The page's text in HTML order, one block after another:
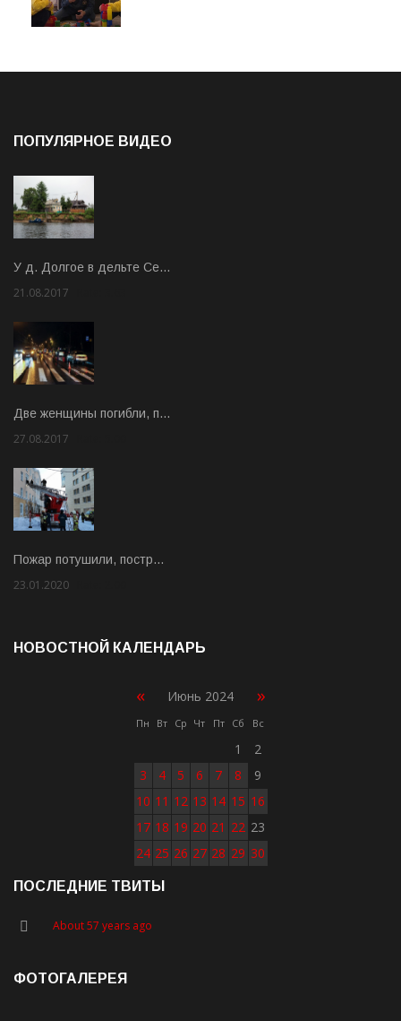
ПОПУЛЯРНОЕ ВИДЕО
У д. Долгое в дельте Се…
21.08.2017
Две женщины погибли, п…
27.08.2017
Пожар потушили, постр…
23.01.2020
НОВОСТНОЙ КАЛЕНДАРЬ
« Июнь 2024 »
Пн Вт Ср Чт Пт Сб Вс
1
2
3
4 5 6 7 8
9
10 11 12 13 14 15 16
17 18 19 20 21 22 23
24 25 26 27 28 29 30
ПОСЛЕДНИЕ ТВИТЫ
About 57 years ago
ФОТОГАЛЕРЕЯ